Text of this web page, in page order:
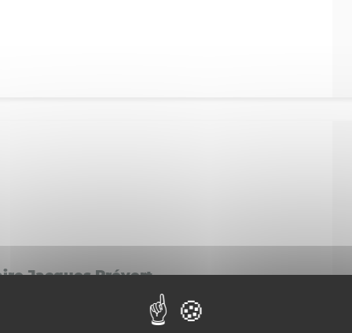
Jacques Prévert